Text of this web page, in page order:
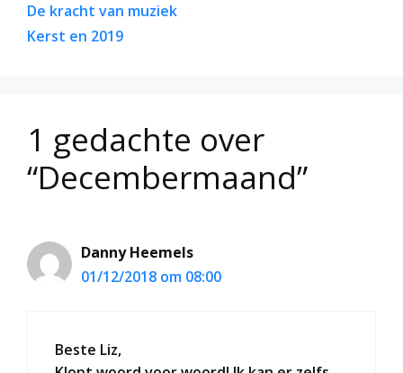
De kracht van muziek
Kerst en 2019
1 gedachte over
“Decembermaand”
Danny Heemels
01/12/2018 om 08:00
Beste Liz,